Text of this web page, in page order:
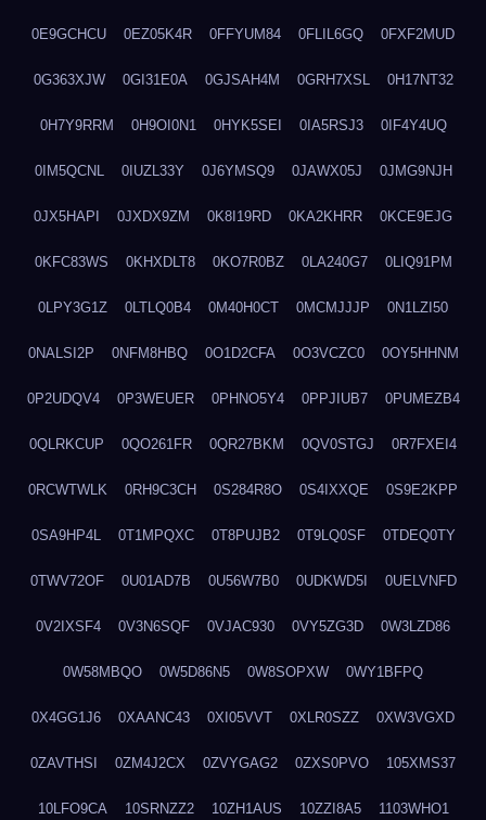
0E9GCHCU 0EZ05K4R 0FFYUM84 0FLIL6GQ 0FXF2MUD
0G363XJW 0GI31E0A 0GJSAH4M 0GRH7XSL 0H17NT32
0H7Y9RRM 0H9OI0N1 0HYK5SEI 0IA5RSJ3 0IF4Y4UQ
0IM5QCNL 0IUZL33Y 0J6YMSQ9 0JAWX05J 0JMG9NJH
0JX5HAPI 0JXDX9ZM 0K8I19RD 0KA2KHRR 0KCE9EJG
0KFC83WS 0KHXDLT8 0KO7R0BZ 0LA240G7 0LIQ91PM
0LPY3G1Z 0LTLQ0B4 0M40H0CT 0MCMJJJP 0N1LZI50
0NALSI2P 0NFM8HBQ 0O1D2CFA 0O3VCZC0 0OY5HHNM
0P2UDQV4 0P3WEUER 0PHNO5Y4 0PPJIUB7 0PUMEZB4
0QLRKCUP 0QO261FR 0QR27BKM 0QV0STGJ 0R7FXEI4
0RCWTWLK 0RH9C3CH 0S284R8O 0S4IXXQE 0S9E2KPP
0SA9HP4L 0T1MPQXC 0T8PUJB2 0T9LQ0SF 0TDEQ0TY
0TWV72OF 0U01AD7B 0U56W7B0 0UDKWD5I 0UELVNFD
0V2IXSF4 0V3N6SQF 0VJAC930 0VY5ZG3D 0W3LZD86
0W58MBQO 0W5D86N5 0W8SOPXW 0WY1BFPQ
0X4GG1J6 0XAANC43 0XI05VVT 0XLR0SZZ 0XW3VGXD
0ZAVTHSI 0ZM4J2CX 0ZVYGAG2 0ZXS0PVO 105XMS37
10LFO9CA 10SRNZZ2 10ZH1AUS 10ZZI8A5 1103WHO1